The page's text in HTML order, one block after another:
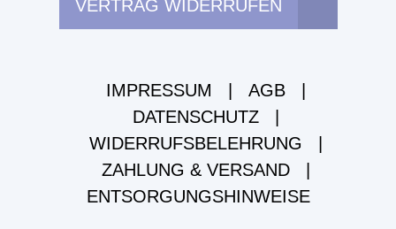
VERTRAG WIDERRUFEN
IMPRESSUM AGB
DATENSCHUTZ
WIDERRUFSBELEHRUNG
ZAHLUNG & VERSAND
ENTSORGUNGSHINWEISE